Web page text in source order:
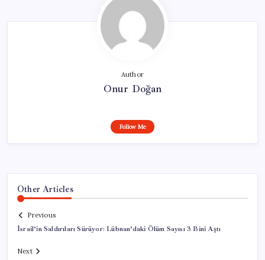
Author
Onur Doğan
Follow Me
Other Articles
Previous
İsrail’in Saldırıları Sürüyor: Lübnan’daki Ölüm Sayısı 3 Bini Aştı
Next